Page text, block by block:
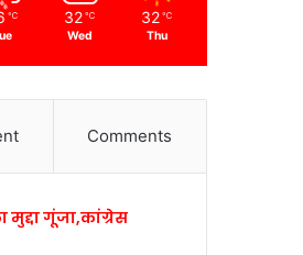
℃ 32 ℃
Wed
32 ℃
Thu
Comments
गूंजा,कांग्रेस